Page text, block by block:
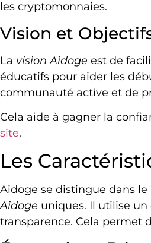
les cryptomonnaies.
Vision et
La vision Aidoge est de
éducatifs pour aider les
communauté active et de
Cela aide à gagner la
site.
Les
Aidoge se distingue dans
Aidoge uniques. Il utilise un
transparence. Cela permet